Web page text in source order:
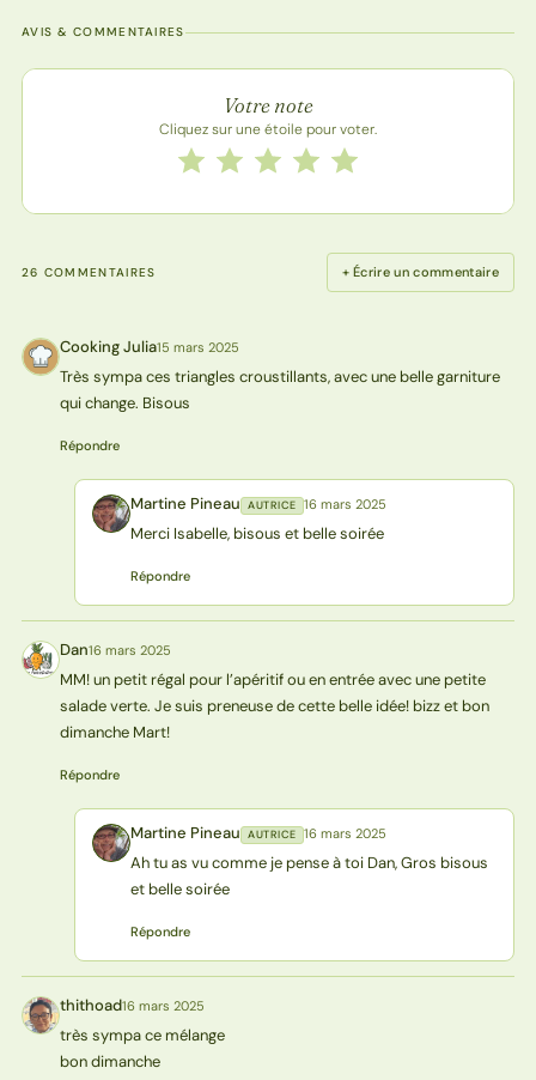
AVIS & COMMENTAIRES
Note de la recette
Votre note
Cliquez sur une étoile pour voter.
Notez cette recette de 1 à 5 étoiles
5 étoiles
4 étoiles
3 étoiles
2 étoiles
1 étoile
26 COMMENTAIRES + Écrire un commentaire
CJ Cooking Julia15 mars 2025
Très sympa ces triangles croustillants, avec une belle garniture
qui change. Bisous
Répondre
MP Martine Pineau AUTRICE 16 mars 2025
Merci Isabelle, bisous et belle soirée
Répondre
D Dan16 mars 2025
MM! un petit régal pour l’apéritif ou en entrée avec une petite
salade verte. Je suis preneuse de cette belle idée! bizz et bon
dimanche Mart!
Répondre
MP Martine Pineau AUTRICE 16 mars 2025
Ah tu as vu comme je pense à toi Dan, Gros bisous
et belle soirée
Répondre
T thithoad16 mars 2025
très sympa ce mélange
bon dimanche